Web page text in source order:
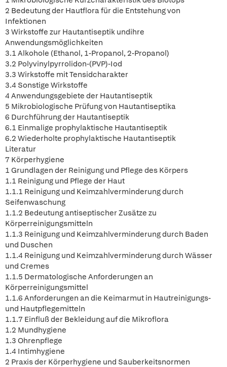
2 Bedeutung der Hautflora für die Entstehung von
Infektionen
3 Wirkstoffe zur Hautantiseptik undihre
Anwendungsmöglichkeiten
3.1 Alkohole (Ethanol, 1-Propanol, 2-Propanol)
3.2 Polyvinylpyrrolidon-(PVP)-Iod
3.3 Wirkstoffe mit Tensidcharakter
3.4 Sonstige Wirkstoffe
4 Anwendungsgebiete der Hautantiseptik
5 Mikrobiologische Prüfung von Hautantiseptika
6 Durchführung der Hautantiseptik
6.1 Einmalige prophylaktische Hautantiseptik
6.2 Wiederholte prophylaktische Hautantiseptik
Literatur
7 Körperhygiene
1 Grundlagen der Reinigung und Pflege des Körpers
1.1 Reinigung und Pflege der Haut
1.1.1 Reinigung und Keimzahlverminderung durch
Seifenwaschung
1.1.2 Bedeutung antiseptischer Zusätze zu
Körperreinigungsmitteln
1.1.3 Reinigung und Keimzahlverminderung durch Baden
und Duschen
1.1.4 Reinigung und Keimzahlverminderung durch Wässer
und Cremes
1.1.5 Dermatologische Anforderungen an
Körperreinigungsmittel
1.1.6 Anforderungen an die Keimarmut in Hautreinigungs-
und Hautpflegemitteln
1.1.7 Einfluß der Bekleidung auf die Mikroflora
1.2 Mundhygiene
1.3 Ohrenpflege
1.4 Intimhygiene
2 Praxis der Körperhygiene und Sauberkeitsnormen